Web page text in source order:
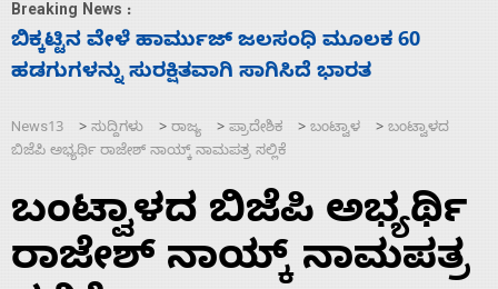
Breaking News :
ನಾಗೇಂದ್ರ ರಾಜೀನಾಮೆ ಕೊಡದಿದ್ದರೆ ಸದನ ನಡೆಸಲು
ಬಿಡೆವು: ಛಲವಾದಿ ನಾರಾಯಣಸ್ವಾಮಿ
News13 > ಸುದ್ದಿಗಳು > ರಾಜ್ಯ > ಪ್ರಾದೇಶಿಕ > ಬಂಟ್ವಾಳ > ಬಂಟ್ವಾಳದ
ಬಿಜೆಪಿ ಅಭ್ಯರ್ಥಿ ರಾಜೇಶ್ ನಾಯ್ಕ್ ನಾಮಪತ್ರ ಸಲ್ಲಿಕೆ
ಬಂಟ್ವಾಳದ ಬಿಜೆಪಿ ಅಭ್ಯರ್ಥಿ
ರಾಜೇಶ್ ನಾಯ್ಕ್ ನಾಮಪತ್ರ